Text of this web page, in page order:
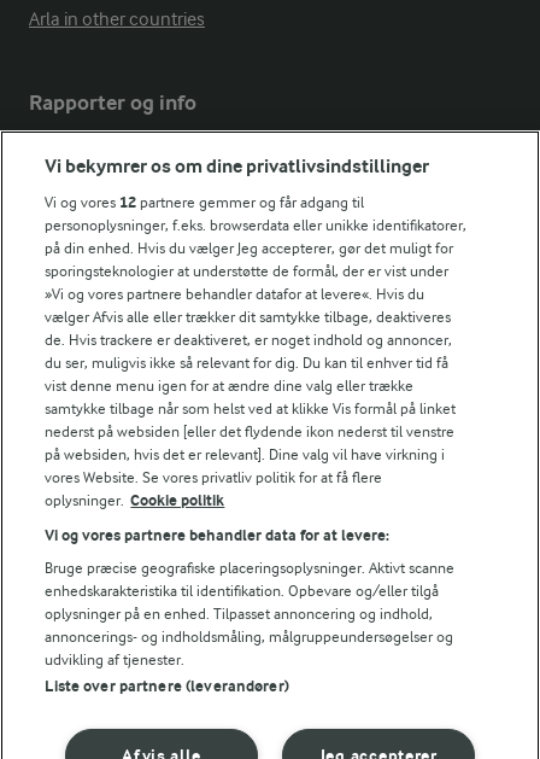
Arla in other countries
Rapporter og info
Årsrapport
FarmAhead™ Check rapport
Andelshaverinfo: Mælkepris
Fødevarestyrelsens smiley-rapporter for Arla Foods
Fødevarestyrelsens smiley-rapporter for Jörd
Fødevarestyrelsens smiley-rapporter for Lurpak PB
Følg
© 2026 Arla Foods
Vælg en anden cookies
Vi bekymrer os om dine privatlivsindstillinger
Vi og vores 12 partnere gemmer og får adgang til
personoplysninger, f.eks. browserdata eller unikke identifikatorer,
på din enhed. Hvis du vælger Jeg accepterer, gør det muligt for
sporingsteknologier at understøtte de formål, der er vist under
»Vi og vores partnere behandler datafor at levere«. Hvis du
vælger Afvis alle eller trækker dit samtykke tilbage, deaktiveres
de. Hvis trackere er deaktiveret, er noget indhold og annoncer,
du ser, muligvis ikke så relevant for dig. Du kan til enhver tid få
vist denne menu igen for at ændre dine valg eller trække
samtykke tilbage når som helst ved at klikke Vis formål på linket
nederst på websiden [eller det flydende ikon nederst til venstre
på websiden, hvis det er relevant]. Dine valg vil have virkning i
vores Website. Se vores privatliv politik for at få flere
oplysninger. Cookie politik
Vi og vores partnere behandler data for at levere:
Bruge præcise geografiske placeringsoplysninger. Aktivt scanne
enhedskarakteristika til identifikation. Opbevare og/eller tilgå
oplysninger på en enhed. Tilpasset annoncering og indhold,
annoncerings- og indholdsmåling, målgruppeundersøgelser og
udvikling af tjenester.
Liste over partnere (leverandører)